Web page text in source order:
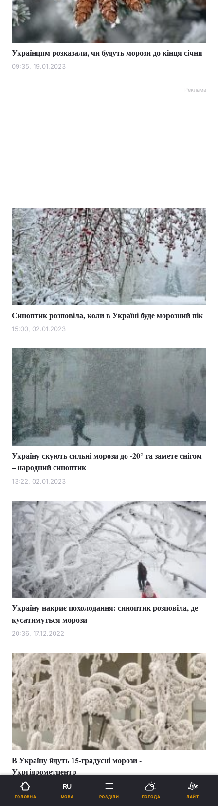
Українцям розказали, чи будуть морози до кінця січня
09:35, 19.01.2023
Реклама
Синоптик розповіла, коли в Україні буде морозний пік
15:00, 02.01.2023
Україну скують сильні морози до -20° та замете снігом
– народний синоптик
13:22, 02.01.2023
Україну накриє похолодання: синоптик розповіла, де
кусатимуться морози
20:36, 17.12.2022
В Україну йдуть 15-градусні морози -
Укргідрометцентр
09:03, 13.12.2022
ГОЛОВНА
RU
МОВА РОЗДІЛИ ПОГОДА ЛАЙТ